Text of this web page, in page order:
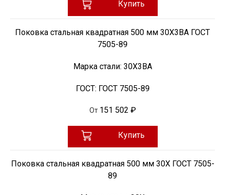
Купить
Поковка стальная квадратная 500 мм 30Х3ВА ГОСТ
7505-89
Марка стали: 30Х3ВА
ГОСТ: ГОСТ 7505-89
От 151 502 ₽
Купить
Поковка стальная квадратная 500 мм 30Х ГОСТ 7505-
89